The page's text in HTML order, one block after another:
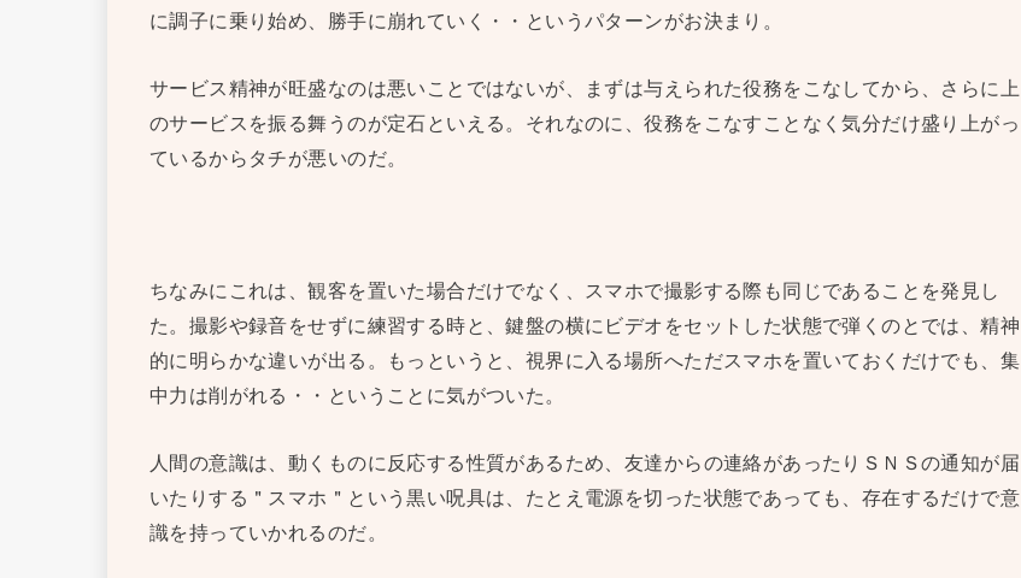
に調子に乗り始め、勝手に崩れていく・・というパターンがお決まり。
サービス精神が旺盛なのは悪いことではないが、まずは与えられた役務をこなしてから、さらに上
のサービスを振る舞うのが定石といえる。それなのに、役務をこなすことなく気分だけ盛り上がっ
ているからタチが悪いのだ。
ちなみにこれは、観客を置いた場合だけでなく、スマホで撮影する際も同じであることを発見し
た。撮影や録音をせずに練習する時と、鍵盤の横にビデオをセットした状態で弾くのとでは、精神
的に明らかな違いが出る。もっというと、視界に入る場所へただスマホを置いておくだけでも、集
中力は削がれる・・ということに気がついた。
人間の意識は、動くものに反応する性質があるため、友達からの連絡があったりＳＮＳの通知が届
いたりする＂スマホ＂という黒い呪具は、たとえ電源を切った状態であっても、存在するだけで意
識を持っていかれるのだ。